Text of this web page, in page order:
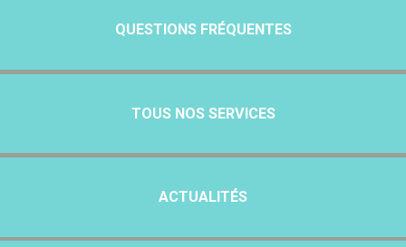
QUESTIONS FRÉQUENTES
TOUS NOS SERVICES
ACTUALITÉS